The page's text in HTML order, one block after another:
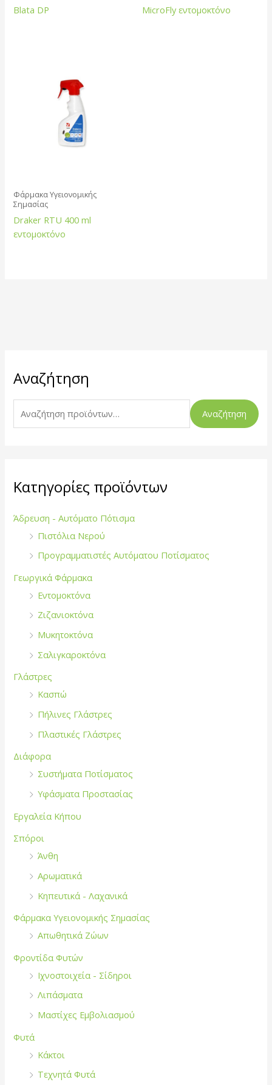
Αναζήτηση
ν
ή
σ
γ
Αναζήτηση
Κατηγορίες προϊόντων
Άδρευση - Αυτόματο Πότισμα
Πιστόλια Νερού
Προγραμματιστές Αυτόματου Ποτίσματος
Γεωργικά Φάρμακα
Εντομοκτόνα
Ζιζανιοκτόνα
Μυκητοκτόνα
Σαλιγκαροκτόνα
Γλάστρες
Κασπώ
Πήλινες Γλάστρες
Πλαστικές Γλάστρες
Διάφορα
Συστήματα Ποτίσματος
Υφάσματα Προστασίας
Εργαλεία Κήπου
Σπόροι
Άνθη
Αρωματικά
Κηπευτικά - Λαχανικά
Φάρμακα Υγειονομικής Σημασίας
Απωθητικά Ζώων
Φροντίδα Φυτών
Ιχνοστοιχεία - Σίδηροι
Λιπάσματα
Μαστίχες Εμβολιασμού
Φυτά
Κάκτοι
Τεχνητά Φυτά
Blata DP MicroFly εντομοκτόνο
Φάρμακα Υγειονομικής
Σημασίας
Draker RTU 400 ml
εντομοκτόνο